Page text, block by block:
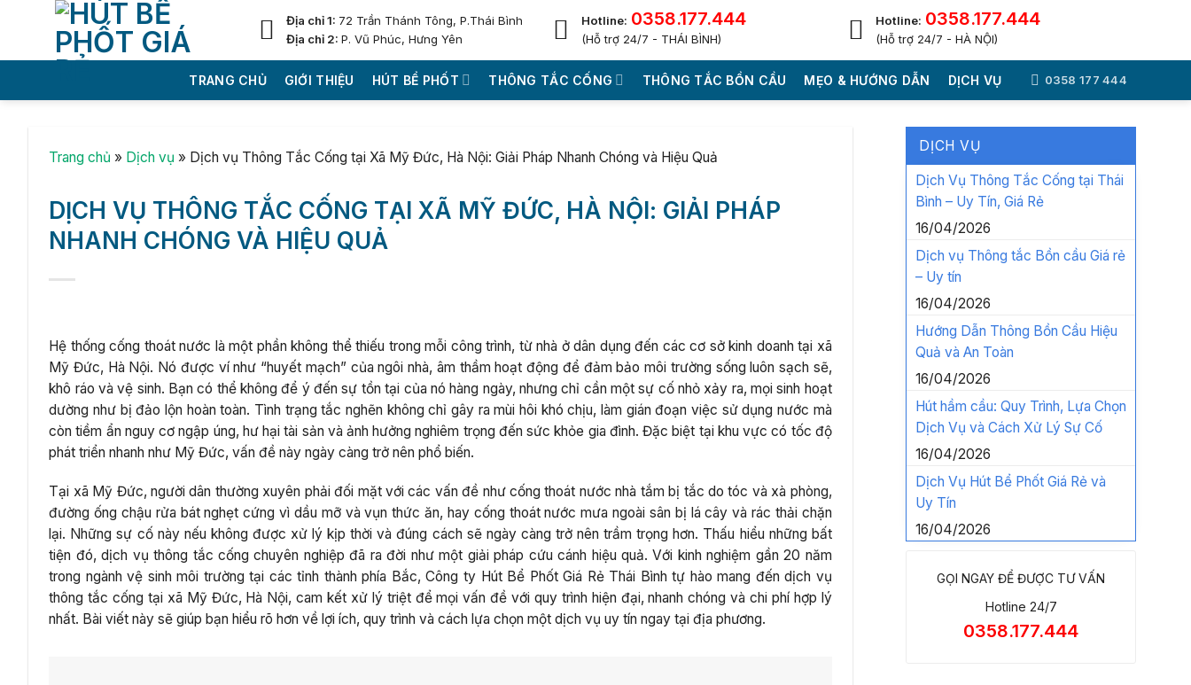
Địa chỉ 1: 72 Trần Thánh Tông, P.Thái Bình
Địa chỉ 2:P. Vũ Phúc, Hưng Yên
Hotline: 0358.177.444
(Hỗ trợ 24/7 - THÁI BÌNH)
Hotline: 0358.177.444
(Hỗ trợ 24/7 - HÀ NỘI)
TRANG CHỦ GIỚI THIỆU HÚT BỂ PHỐT THÔNG TẮC CỐNG THÔNG TẮC BỒN CẦU MẸO & HƯỚNG DẪN DỊCH VỤ 0358 177 444
Trang chủ » Dịch vụ » Dịch vụ Thông Tắc Cống tại Xã Mỹ Đức, Hà Nội: Giải Pháp Nhanh Chóng và Hiệu Quả
DỊCH VỤ THÔNG TẮC CỐNG TẠI XÃ MỸ ĐỨC, HÀ NỘI: GIẢI PHÁP
NHANH CHÓNG VÀ HIỆU QUẢ
Hệ thống cống thoát nước là một phần không thể thiếu trong mỗi công trình, từ nhà ở dân dụng đến các cơ sở kinh doanh tại xã
Mỹ Đức, Hà Nội. Nó được ví như “huyết mạch” của ngôi nhà, âm thầm hoạt động để đảm bảo môi trường sống luôn sạch sẽ,
khô ráo và vệ sinh. Bạn có thể không để ý đến sự tồn tại của nó hàng ngày, nhưng chỉ cần một sự cố nhỏ xảy ra, mọi sinh hoạt
dường như bị đảo lộn hoàn toàn. Tình trạng tắc nghẽn không chỉ gây ra mùi hôi khó chịu, làm gián đoạn việc sử dụng nước mà
còn tiềm ẩn nguy cơ ngập úng, hư hại tài sản và ảnh hưởng nghiêm trọng đến sức khỏe gia đình. Đặc biệt tại khu vực có tốc độ
phát triển nhanh như Mỹ Đức, vấn đề này ngày càng trở nên phổ biến.
Tại xã Mỹ Đức, người dân thường xuyên phải đối mặt với các vấn đề như cống thoát nước nhà tắm bị tắc do tóc và xà phòng,
đường ống chậu rửa bát nghẹt cứng vì dầu mỡ và vụn thức ăn, hay cống thoát nước mưa ngoài sân bị lá cây và rác thải chặn
lại. Những sự cố này nếu không được xử lý kịp thời và đúng cách sẽ ngày càng trở nên trầm trọng hơn. Thấu hiểu những bất
tiện đó, dịch vụ thông tắc cống chuyên nghiệp đã ra đời như một giải pháp cứu cánh hiệu quả. Với kinh nghiệm gần 20 năm
trong ngành vệ sinh môi trường tại các tỉnh thành phía Bắc, Công ty Hút Bể Phốt Giá Rẻ Thái Bình tự hào mang đến dịch vụ
thông tắc cống tại xã Mỹ Đức, Hà Nội, cam kết xử lý triệt để mọi vấn đề với quy trình hiện đại, nhanh chóng và chi phí hợp lý
nhất. Bài viết này sẽ giúp bạn hiểu rõ hơn về lợi ích, quy trình và cách lựa chọn một dịch vụ uy tín ngay tại địa phương.
DỊCH VỤ
Dịch Vụ Thông Tắc Cống tại Thái
Bình – Uy Tín, Giá Rẻ
16/04/2026
Dịch vụ Thông tắc Bồn cầu Giá rẻ
– Uy tín
16/04/2026
Hướng Dẫn Thông Bồn Cầu Hiệu
Quả và An Toàn
16/04/2026
Hút hầm cầu: Quy Trình, Lựa Chọn
Dịch Vụ và Cách Xử Lý Sự Cố
16/04/2026
Dịch Vụ Hút Bể Phốt Giá Rẻ và
Uy Tín
16/04/2026
GỌI NGAY ĐỂ ĐƯỢC TƯ VẤN
Hotline 24/7
0358.177.444